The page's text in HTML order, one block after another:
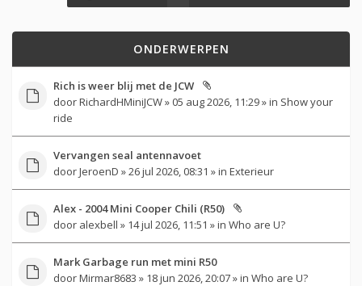
ONDERWERPEN
Rich is weer blij met de JCW
doorRichardHMiniJCW» 05 aug 2026, 11:29 » in Show your
ride
Vervangen seal antennavoet
doorJeroenD » 26 jul 2026, 08:31 » in Exterieur
Alex - 2004 Mini Cooper Chili (R50)
door alexbell » 14 jul 2026, 11:51 » in Who are U?
Mark Garbage run met mini R50
doorMirmar8683 » 18 jun 2026, 20:07 » in Who are U?